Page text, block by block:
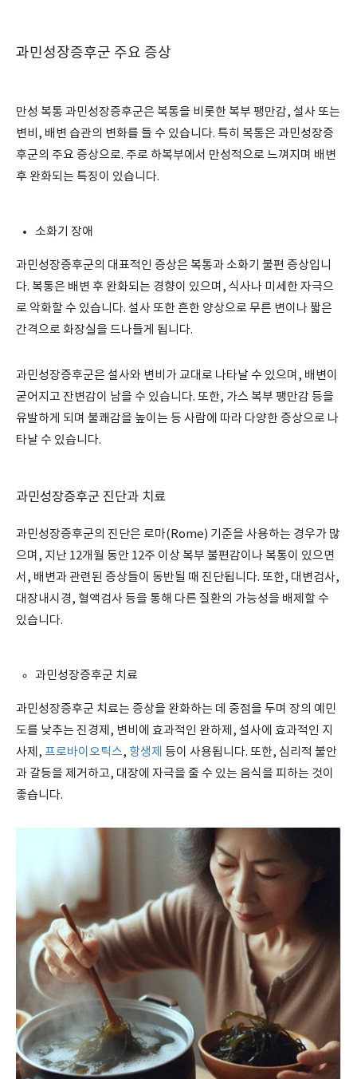
과민성장증후군 주요 증상
만성 복통 과민성장증후군은 복통을 비롯한 복부 팽만감, 설사 또는
변비, 배변 습관의 변화를 들 수 있습니다. 특히 복통은 과민성장증
후군의 주요 증상으로. 주로 하복부에서 만성적으로 느껴지며 배변
후 완화되는 특징이 있습니다.
소화기 장애
과민성장증후군의 대표적인 증상은 복통과 소화기 불편 증상입니
다. 복통은 배변 후 완화되는 경향이 있으며, 식사나 미세한 자극으
로 악화할 수 있습니다. 설사 또한 흔한 양상으로 무른 변이나 짧은
간격으로 화장실을 드나들게 됩니다.
과민성장증후군은 설사와 변비가 교대로 나타날 수 있으며, 배변이
굳어지고 잔변감이 남을 수 있습니다. 또한, 가스 복부 팽만감 등을
유발하게 되며 불쾌감을 높이는 등 사람에 따라 다양한 증상으로 나
타날 수 있습니다.
과민성장증후군 진단과 치료
과민성장증후군의 진단은 로마(Rome) 기준을 사용하는 경우가 많
으며, 지난 12개월 동안 12주 이상 복부 불편감이나 복통이 있으면
서, 배변과 관련된 증상들이 동반될 때 진단됩니다. 또한, 대변검사,
대장내시경, 혈액검사 등을 통해 다른 질환의 가능성을 배제할 수
있습니다.
과민성장증후군 치료
과민성장증후군 치료는 증상을 완화하는 데 중점을 두며 장의 예민
도를 낮추는 진경제, 변비에 효과적인 완하제, 설사에 효과적인 지
사제, 프로바이오틱스, 항생제 등이 사용됩니다. 또한, 심리적 불안
과 갈등을 제거하고, 대장에 자극을 줄 수 있는 음식을 피하는 것이
좋습니다.